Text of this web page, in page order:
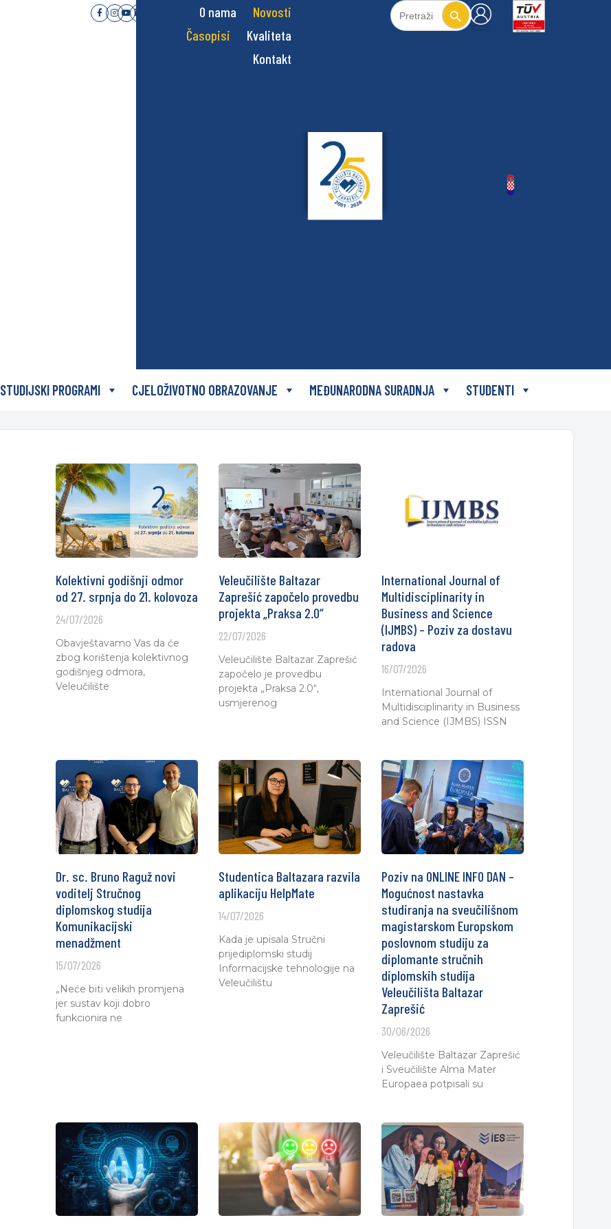
O nama
Novosti
Časopisi
Kvaliteta
Kontakt
Search
for:
Search Button
STUDIJSKI PROGRAMI CJELOŽIVOTNO OBRAZOVANJE MEĐUNARODNA SURADNJA STUDENTI
Kolektivni godišnji odmor
od 27. srpnja do 21. kolovoza
24/07/2026
Obavještavamo Vas da će
zbog korištenja kolektivnog
godišnjeg odmora,
Veleučilište
Veleučilište Baltazar
Zaprešić započelo provedbu
projekta „Praksa 2.0“
22/07/2026
Veleučilište Baltazar Zaprešić
započelo je provedbu
projekta „Praksa 2.0“,
usmjerenog
International Journal of
Multidisciplinarity in
Business and Science
(IJMBS) – Poziv za dostavu
radova
16/07/2026
International Journal of
Multidisciplinarity in Business
and Science (IJMBS) ISSN
Dr. sc. Bruno Raguž novi
voditelj Stručnog
diplomskog studija
Komunikacijski
menadžment
15/07/2026
„Neće biti velikih promjena
jer sustav koji dobro
funkcionira ne
Studentica Baltazara razvila
aplikaciju HelpMate
14/07/2026
Kada je upisala Stručni
prijediplomski studij
Informacijske tehnologije na
Veleučilištu
Poziv na ONLINE INFO DAN –
Mogućnost nastavka
studiranja na sveučilišnom
magistarskom Europskom
poslovnom studiju za
diplomante stručnih
diplomskih studija
Veleučilišta Baltazar
Zaprešić
30/06/2026
Veleučilište Baltazar Zaprešić
i Sveučilište Alma Mater
Europaea potpisali su